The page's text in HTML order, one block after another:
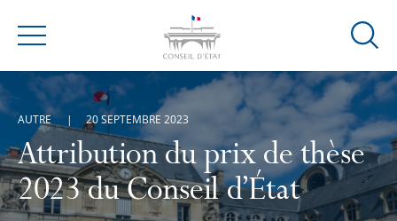
Menu
Ouvrir
de
Attribution du prix de thèse
2023 du Conseil d’État
AUTRE 20 SEPTEMBRE 2023